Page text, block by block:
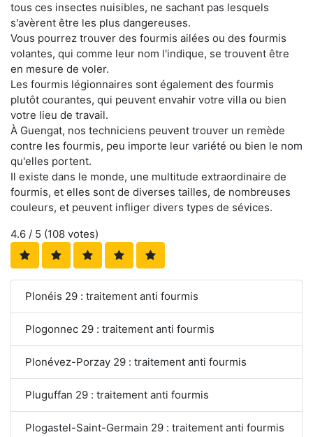
tous ces insectes nuisibles, ne sachant pas lesquels
s'avèrent être les plus dangereuses.
Vous pourrez trouver des fourmis ailées ou des fourmis
volantes, qui comme leur nom l'indique, se trouvent être
en mesure de voler.
Les fourmis légionnaires sont également des fourmis
plutôt courantes, qui peuvent envahir votre villa ou bien
votre lieu de travail.
À Guengat, nos techniciens peuvent trouver un remède
contre les fourmis, peu importe leur variété ou bien le nom
qu'elles portent.
Il existe dans le monde, une multitude extraordinaire de
fourmis, et elles sont de diverses tailles, de nombreuses
couleurs, et peuvent infliger divers types de sévices.
4.6 / 5 (108 votes)
Plonéis 29 : traitement anti fourmis
Plogonnec 29 : traitement anti fourmis
Plonévez-Porzay 29 : traitement anti fourmis
Pluguffan 29 : traitement anti fourmis
Plogastel-Saint-Germain 29 : traitement anti fourmis